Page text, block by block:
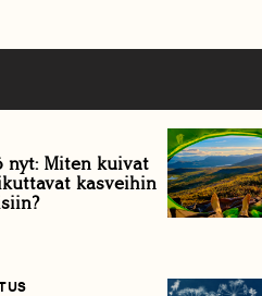
nyt: Miten kuivat
kasveihin